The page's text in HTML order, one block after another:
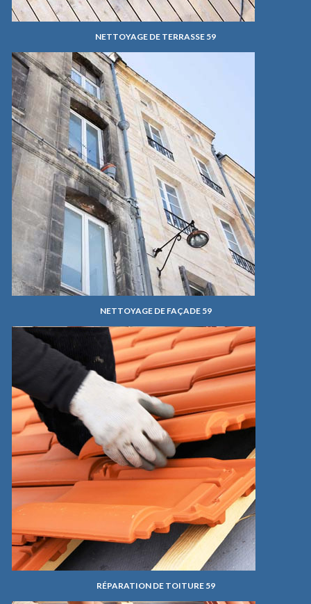
NETTOYAGE DE TERRASSE 59
NETTOYAGE DE FAÇADE 59
RÉPARATION DE TOITURE 59